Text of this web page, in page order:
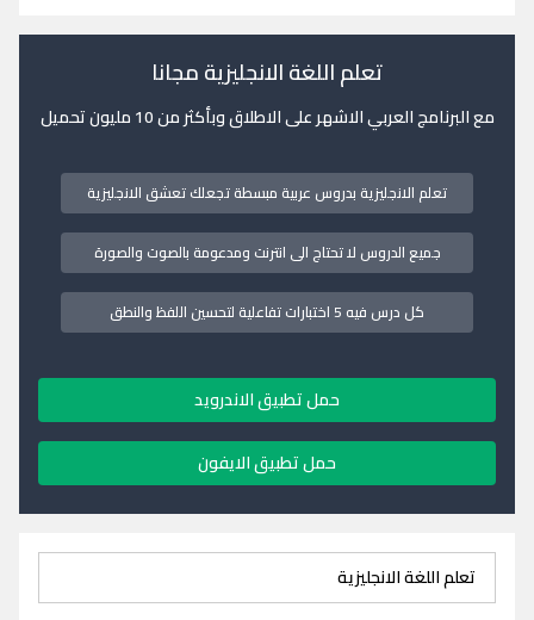
تعلم اللغة الانجليزية مجانا
مع البرنامج العربي الاشهر على الاطلاق وبأكثر من 10 مليون تحميل
تعلم الانجليزية بدروس عربية مبسطة تجعلك تعشق الانجليزية
جميع الدروس لا تحتاج الى انترنت ومدعومة بالصوت والصورة
كل درس فيه 5 اختبارات تفاعلية لتحسين اللفظ والنطق
حمل تطبيق الاندرويد
حمل تطبيق الايفون
تعلم اللغة الانجليزية